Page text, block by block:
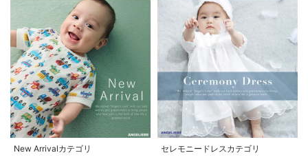
New Arrivalカテゴリ セレモニードレスカテゴリ